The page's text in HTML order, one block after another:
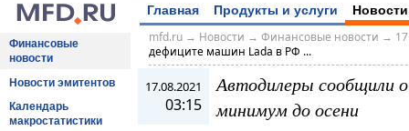
Главная Продукты и услуги Новости
Финансовые
новости
Новости эмитентов
Календарь
макростатистики
mfd.ru→ Новости → Финансовые новости →
дефиците машин Lada в РФ ...
17.08.2021
03:15
Автодилеры сообщили
минимум до осени